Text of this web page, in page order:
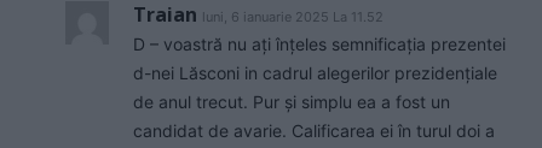
Traian luni, 6 ianuarie 2025 La 11.52
D – voastră nu ați înțeles semnificația prezentei
d-nei Lăsconi in cadrul alegerilor prezidențiale
de anul trecut. Pur și simplu ea a fost un
candidat de avarie. Calificarea ei în turul doi a